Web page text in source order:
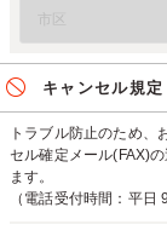
キャンセル規定
トラブル防止のため、
セル確定メール(FAX)
ます。
（電話受付時間：平日